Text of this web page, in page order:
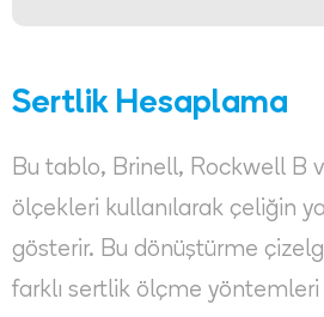
Sertlik Hesaplama
Bu tablo, Brinell, Rockwell B
ölçekleri kullanılarak çeliğin
gösterir. Bu dönüştürme
farklı sertlik ölçme yöntemleri